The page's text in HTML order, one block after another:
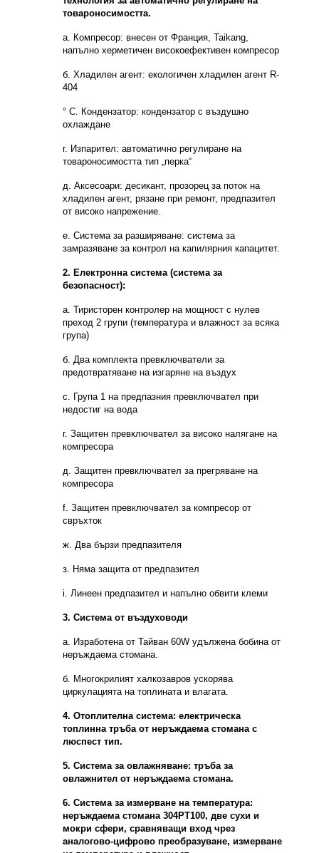
товароносимостта.
а. Компресор: внесен от Франция, Taikang,
напълно херметичен високоефективен компресор
б. Хладилен агент: екологичен хладилен агент R-
404
° С. Кондензатор: кондензатор с въздушно
охлаждане
г. Изпарител: автоматично регулиране на
товароносимостта тип „перка“
д. Аксесоари: десикант, прозорец за поток на
хладилен агент, рязане при ремонт, предпазител
от високо напрежение.
е. Система за разширяване: система за
замразяване за контрол на капилярния капацитет.
2. Електронна система (система за
безопасност):
а. Тиристорен контролер на мощност с нулев
преход 2 групи (температура и влажност за всяка
група)
б. Два комплекта превключватели за
предотвратяване на изгаряне на въздух
c. Група 1 на предпазния превключвател при
недостиг на вода
г. Защитен превключвател за високо налягане на
компресора
д. Защитен превключвател за прегряване на
компресора
f. Защитен превключвател за компресор от
свръхток
ж. Два бързи предпазителя
з. Няма защита от предпазител
i. Линеен предпазител и напълно обвити клеми
3. Система от въздуховоди
а. Изработена от Тайван 60W удължена бобина от
неръждаема стомана.
б. Многокрилият халкозавров ускорява
циркулацията на топлината и влагата.
4. Отоплителна система: електрическа
топлинна тръба от неръждаема стомана с
люспест тип.
5. Система за овлажняване: тръба за
овлажнител от неръждаема стомана.
6. Система за измерване на температура:
неръждаема стомана 304PT100, две сухи и
мокри сфери, сравняващи вход чрез
аналогово-цифрово преобразуване, измерване